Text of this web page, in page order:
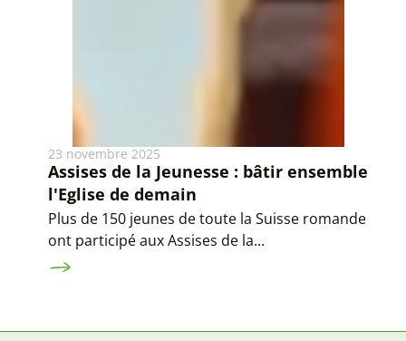
23 novembre 2025
Assises de la Jeunesse : bâtir ensemble
l'Eglise de demain
Plus de 150 jeunes de toute la Suisse romande
ont participé aux Assises de la...